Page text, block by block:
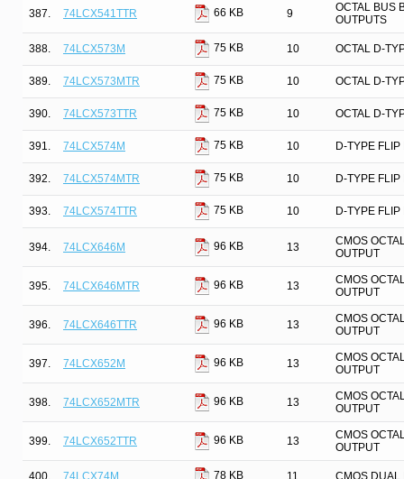
387. 74LCX541TTR 66 KB 9
OCTAL BUS
OUTPUTS
388. 74LCX573M 75 KB 10 OCTAL D-
389. 74LCX573MTR 75 KB 10 OCTAL D-
390. 74LCX573TTR 75 KB 10 OCTAL D-
391. 74LCX574M 75 KB 10 D-TYPE
392. 74LCX574MTR 75 KB 10 D-TYPE
393. 74LCX574TTR 75 KB 10 D-TYPE
394. 74LCX646M 96 KB 13
CMOS
OUTPUT
395. 74LCX646MTR 96 KB 13
CMOS
OUTPUT
396. 74LCX646TTR 96 KB 13
CMOS
OUTPUT
397. 74LCX652M 96 KB 13
CMOS
OUTPUT
398. 74LCX652MTR 96 KB 13
CMOS
OUTPUT
399. 74LCX652TTR 96 KB 13
CMOS
OUTPUT
400. 74LCX74M 78 KB 11 CMOS DUAL